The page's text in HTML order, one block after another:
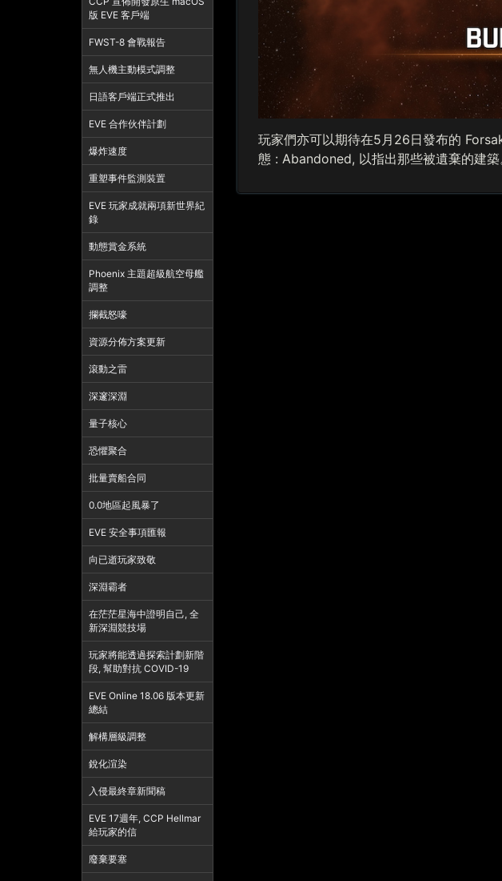
版 EVE 客戶端
FWST-8 會戰報告
無人機主動模式調整
日語客戶端正式推出
EVE 合作伙伴計劃
爆炸速度
重塑事件監測裝置
EVE 玩家成就兩項新世界紀
錄
動態賞金系統
Phoenix 主題超級航空母艦
調整
攔截怒嚎
資源分佈方案更新
滾動之雷
深邃深淵
量子核心
恐懼聚合
批量賣船合同
0.0地區起風暴了
EVE 安全事項匯報
向已逝玩家致敬
深淵霸者
在茫茫星海中證明自己, 全
新深淵競技場
玩家將能透過探索計劃新階
段, 幫助對抗 COVID-19
EVE Online 18.06 版本更新
總結
解構層級調整
銳化渲染
入侵最終章新聞稿
EVE 17週年, CCP Hellmar
給玩家的信
廢棄要塞
玩家們亦可以期待在5月26日發布的
態 : Abandoned, 以指出那些被遺棄的建